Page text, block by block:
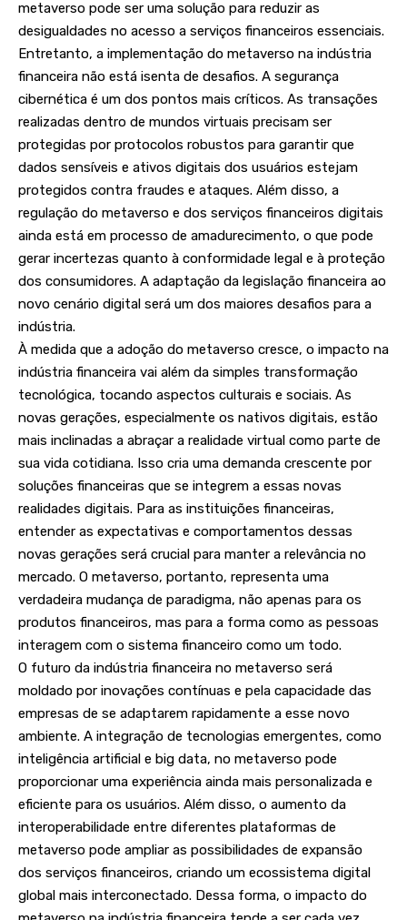
metaverso pode ser uma solução para reduzir as
desigualdades no acesso a serviços financeiros essenciais.
Entretanto, a implementação do metaverso na indústria
financeira não está isenta de desafios. A segurança
cibernética é um dos pontos mais críticos. As transações
realizadas dentro de mundos virtuais precisam ser
protegidas por protocolos robustos para garantir que
dados sensíveis e ativos digitais dos usuários estejam
protegidos contra fraudes e ataques. Além disso, a
regulação do metaverso e dos serviços financeiros digitais
ainda está em processo de amadurecimento, o que pode
gerar incertezas quanto à conformidade legal e à proteção
dos consumidores. A adaptação da legislação financeira ao
novo cenário digital será um dos maiores desafios para a
indústria.
À medida que a adoção do metaverso cresce, o impacto na
indústria financeira vai além da simples transformação
tecnológica, tocando aspectos culturais e sociais. As
novas gerações, especialmente os nativos digitais, estão
mais inclinadas a abraçar a realidade virtual como parte de
sua vida cotidiana. Isso cria uma demanda crescente por
soluções financeiras que se integrem a essas novas
realidades digitais. Para as instituições financeiras,
entender as expectativas e comportamentos dessas
novas gerações será crucial para manter a relevância no
mercado. O metaverso, portanto, representa uma
verdadeira mudança de paradigma, não apenas para os
produtos financeiros, mas para a forma como as pessoas
interagem com o sistema financeiro como um todo.
O futuro da indústria financeira no metaverso será
moldado por inovações contínuas e pela capacidade das
empresas de se adaptarem rapidamente a esse novo
ambiente. A integração de tecnologias emergentes, como
inteligência artificial e big data, no metaverso pode
proporcionar uma experiência ainda mais personalizada e
eficiente para os usuários. Além disso, o aumento da
interoperabilidade entre diferentes plataformas de
metaverso pode ampliar as possibilidades de expansão
dos serviços financeiros, criando um ecossistema digital
global mais interconectado. Dessa forma, o impacto do